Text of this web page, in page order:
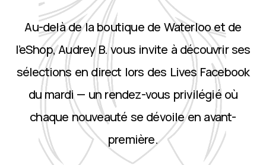
Au-delà de la boutique de Waterloo et de
l’eShop, Audrey B. vous invite à découvrir ses
sélections en direct lors des Lives Facebook
du mardi — un rendez-vous privilégié où
chaque nouveauté se dévoile en avant-
première.